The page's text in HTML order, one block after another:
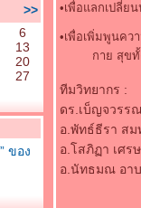
>>
6
13
20
27
ของ
•เพื่อแลกเปลี่ย
•เพื่อเพิ่มพูนคว
กาย สุขทั้
ทีมวิทยากร :
ดร.เบ็ญจวรร
อ.พัทธ์ธีรา สม
อ.โสภิฏา เศร
อ.นัทธมณ อา